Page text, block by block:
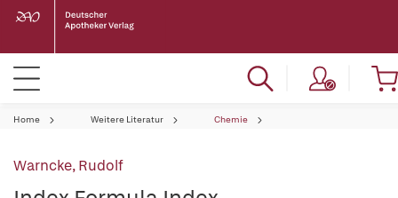
Home Weitere Literatur Chemie
Warncke, Rudolf